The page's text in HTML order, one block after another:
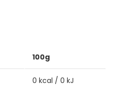
100g
0 kcal / 0 kJ